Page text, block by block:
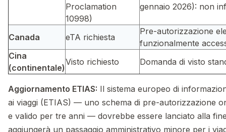
Proclamation
10998)
gennaio 2026): non
Canada eTA richiesta
Pre-autorizzazione
funzionalmente
Cina
(continentale)
Visto richiesto Domanda di visto
Aggiornamento ETIAS: Il sistema europeo di
ai viaggi (ETIAS) — uno schema di pre-autorizzazione
e valido per tre anni — dovrebbe essere lanciato alla
aggiungerà un passaggio amministrativo minore per i